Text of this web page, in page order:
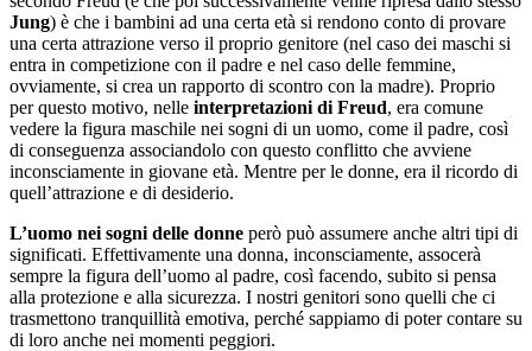
Jung) è che i bambini ad una certa età si rendono conto di provare
una certa attrazione verso il proprio genitore (nel caso dei maschi si
entra in competizione con il padre e nel caso delle femmine,
ovviamente, si crea un rapporto di scontro con la madre). Proprio
per questo motivo, nelle interpretazioni di Freud, era comune
vedere la figura maschile nei sogni di un uomo, come il padre, così
di conseguenza associandolo con questo conflitto che avviene
inconsciamente in giovane età. Mentre per le donne, era il ricordo di
quell’attrazione e di desiderio.
L’uomo nei sogni delle donne però può assumere anche altri tipi di
significati. Effettivamente una donna, inconsciamente, assocerà
sempre la figura dell’uomo al padre, così facendo, subito si pensa
alla protezione e alla sicurezza. I nostri genitori sono quelli che ci
trasmettono tranquillità emotiva, perché sappiamo di poter contare su
di loro anche nei momenti peggiori.